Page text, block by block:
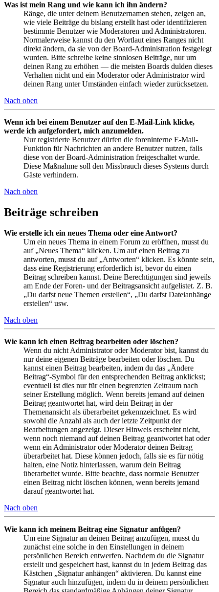
Was ist mein Rang und wie kann ich ihn ändern?
Ränge, die unter deinem Benutzernamen stehen, zeigen an,
wie viele Beiträge du bislang erstellt hast oder identifizieren
bestimmte Benutzer wie Moderatoren und Administratoren.
Normalerweise kannst du den Wortlaut eines Ranges nicht
direkt ändern, da sie von der Board-Administration festgelegt
wurden. Bitte schreibe keine sinnlosen Beiträge, nur um
deinen Rang zu erhöhen — die meisten Boards dulden dieses
Verhalten nicht und ein Moderator oder Administrator wird
deinen Rang unter Umständen einfach wieder zurücksetzen.
Nach oben
Wenn ich bei einem Benutzer auf den E-Mail-Link klicke,
werde ich aufgefordert, mich anzumelden.
Nur registrierte Benutzer dürfen die foreninterne E-Mail-
Funktion für Nachrichten an andere Benutzer nutzen, falls
diese von der Board-Administration freigeschaltet wurde.
Diese Maßnahme soll den Missbrauch dieses Systems durch
Gäste verhindern.
Nach oben
Beiträge schreiben
Wie erstelle ich ein neues Thema oder eine Antwort?
Um ein neues Thema in einem Forum zu eröffnen, musst du
auf „Neues Thema“ klicken. Um auf einen Beitrag zu
antworten, musst du auf „Antworten“ klicken. Es könnte sein,
dass eine Registrierung erforderlich ist, bevor du einen
Beitrag schreiben kannst. Deine Berechtigungen sind jeweils
am Ende der Foren- und der Beitragsansicht aufgelistet. Z. B.
„Du darfst neue Themen erstellen“, „Du darfst Dateianhänge
erstellen“ usw.
Nach oben
Wie kann ich einen Beitrag bearbeiten oder löschen?
Wenn du nicht Administrator oder Moderator bist, kannst du
nur deine eigenen Beiträge bearbeiten oder löschen. Du
kannst einen Beitrag bearbeiten, indem du das „Ändere
Beitrag“-Symbol für den entsprechenden Beitrag anklickst;
eventuell ist dies nur für einen begrenzten Zeitraum nach
seiner Erstellung möglich. Wenn bereits jemand auf deinen
Beitrag geantwortet hat, wird dein Beitrag in der
Themenansicht als überarbeitet gekennzeichnet. Es wird
sowohl die Anzahl als auch der letzte Zeitpunkt der
Bearbeitungen angezeigt. Dieser Hinweis erscheint nicht,
wenn noch niemand auf deinen Beitrag geantwortet hat oder
wenn ein Administrator oder Moderator deinen Beitrag
überarbeitet hat. Diese können jedoch, falls sie es für nötig
halten, eine Notiz hinterlassen, warum dein Beitrag
überarbeitet wurde. Bitte beachte, dass normale Benutzer
einen Beitrag nicht löschen können, wenn bereits jemand
darauf geantwortet hat.
Nach oben
Wie kann ich meinem Beitrag eine Signatur anfügen?
Um eine Signatur an deinen Beitrag anzufügen, musst du
zunächst eine solche in den Einstellungen in deinem
persönlichen Bereich entwerfen. Nachdem du die Signatur
erstellt und gespeichert hast, kannst du in jedem Beitrag das
Kästchen „Signatur anhängen“ aktivieren. Du kannst eine
Signatur auch hinzufügen, indem du in deinem persönlichen